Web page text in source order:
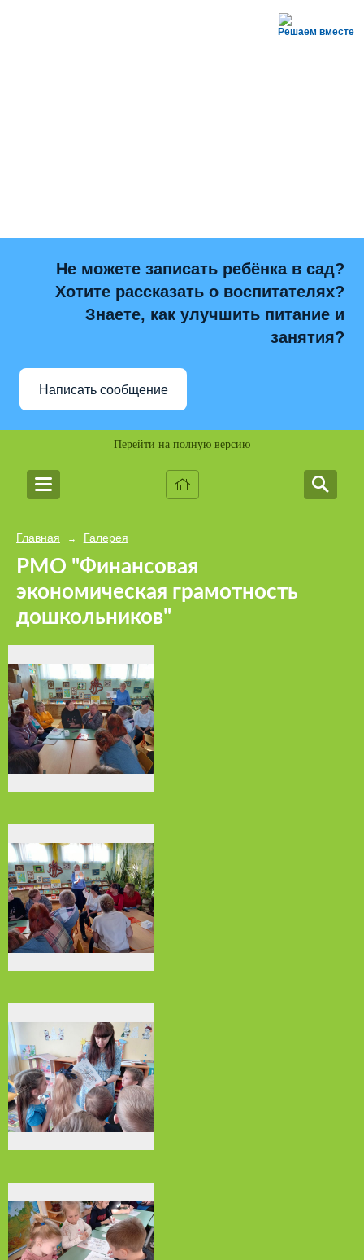
Решаем вместе
Не можете записать ребёнка в сад?
Хотите рассказать о воспитателях?
Знаете, как улучшить питание и
занятия?
Написать сообщение
Перейти на полную версию
Главная → Галерея
РМО "Финансовая
экономическая грамотность
дошкольников"